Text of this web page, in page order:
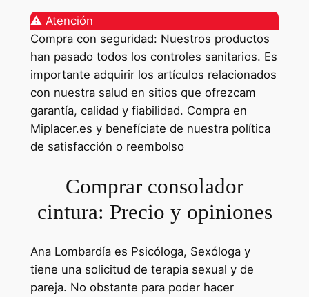
⚠️ Atención
Compra con seguridad: Nuestros productos
han pasado todos los controles sanitarios. Es
importante adquirir los artículos relacionados
con nuestra salud en sitios que ofrezcam
garantía, calidad y fiabilidad. Compra en
Miplacer.es y benefíciate de nuestra política
de satisfacción o reembolso
Comprar consolador
cintura: Precio y opiniones
Ana Lombardía es Psicóloga, Sexóloga y
tiene una solicitud de terapia sexual y de
pareja. No obstante para poder hacer